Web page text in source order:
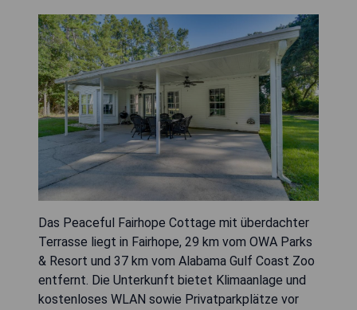
Das Peaceful Fairhope Cottage mit überdachter
Terrasse liegt in Fairhope, 29 km vom OWA Parks
& Resort und 37 km vom Alabama Gulf Coast Zoo
entfernt. Die Unterkunft bietet Klimaanlage und
kostenloses WLAN sowie Privatparkplätze vor